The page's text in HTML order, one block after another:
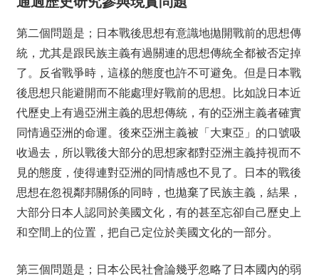
第二個問題是；日本戰後思想有意識地拋開戰前的思想傳
統，尤其是跟民族主義有過關連的思想傳統全都被否定掉
了。反省戰爭時，這樣的態度也許不可避免。但是日本戰
後思想只能避開而不能處理好戰前的思想。比如說日本近
代歷史上有過亞洲主義的思想傳統，有的亞洲主義者確實
同情過亞洲的命運。後來亞洲主義被「大東亞」的口號吸
收過去，所以戰後大部分的思想家都對亞洲主義持視而不
見的態度，使得連對亞洲的同情感也不見了。日本的戰後
思想在忽視鄰邦關係的同時，也拋棄了民族主義，結果，
大部分日本人認同於美國文化，有的甚至忘卻自己歷史上
和空間上的位置，把自己定位於美國文化的一部分。
第三個問題是；日本公民社會論幾乎忽略了日本國內的弱